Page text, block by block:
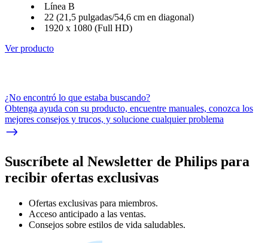
Línea B
22 (21,5 pulgadas/54,6 cm en diagonal)
1920 x 1080 (Full HD)
Ver producto
¿No encontró lo que estaba buscando?
Obtenga ayuda con su producto, encuentre manuales, conozca los
mejores consejos y trucos, y solucione cualquier problema
Suscríbete al Newsletter de Philips para
recibir ofertas exclusivas
Ofertas exclusivas para miembros.
Acceso anticipado a las ventas.
Consejos sobre estilos de vida saludables.